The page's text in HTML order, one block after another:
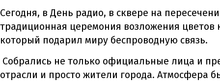
Сегодня, в День радио, в сквере на
традиционная церемония возложения
который подарил миру беспроводную связь.
Собрались не только официальные лица и
отрасли и просто жители города. Атмосфера